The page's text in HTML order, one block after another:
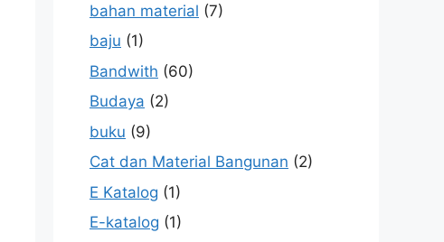
bahan material (7)
baju (1)
Bandwith (60)
Budaya (2)
buku (9)
Cat dan Material Bangunan (2)
E Katalog (1)
E-katalog (1)